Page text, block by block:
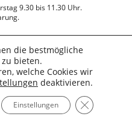
9.30 bis 11.30 Uhr.
die bestmögliche
bieten.
welche Cookies wir
deaktivieren.
Einstellungen GDPR